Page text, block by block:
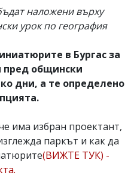
наложени върху
урок по география
в Бургас за
пред общински
дни, а те определено
има избран проектант,
паркът и как да
(ВИЖТЕ ТУК) -